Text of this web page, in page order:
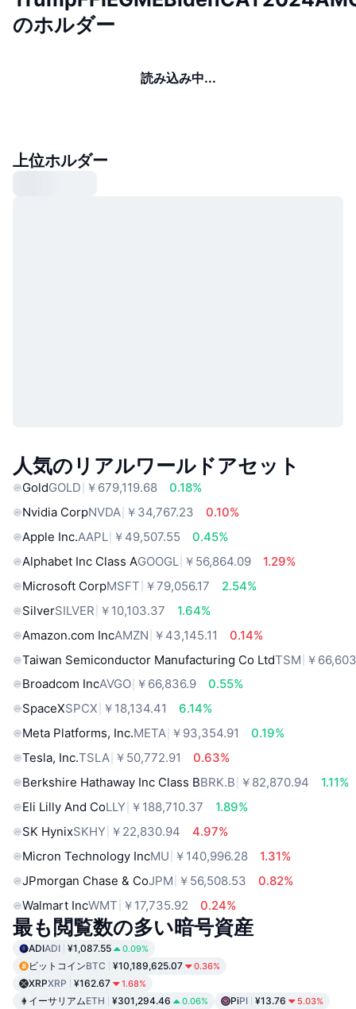
のホルダー
読み込み中...
上位ホルダー
人気のリアルワールドアセット
GoldGOLD ￥679,119.68
0.18%
Nvidia CorpNVDA ￥34,767.23
0.10%
Apple Inc.AAPL ￥49,507.55
0.45%
Alphabet Inc Class AGOOGL ￥56,864.09
1.29%
Microsoft CorpMSFT ￥79,056.17
2.54%
SilverSILVER ￥10,103.37
1.64%
Amazon.com IncAMZN ￥43,145.11
0.14%
Taiwan Semiconductor Manufacturing Co LtdTSM ￥
Broadcom IncAVGO ￥66,836.9
0.55%
SpaceXSPCX ￥18,134.41
6.14%
Meta Platforms, Inc.META ￥93,354.91
0.19%
Tesla, Inc.TSLA ￥50,772.91
0.63%
Berkshire Hathaway Inc Class BBRK.B ￥82,870.94
1.11%
Eli Lilly And CoLLY ￥188,710.37
1.89%
SK HynixSKHY ￥22,830.94
4.97%
Micron Technology IncMU ￥140,996.28
1.31%
JPmorgan Chase & CoJPM ￥56,508.53
0.82%
Walmart IncWMT ￥17,735.92 0.24%
最も閲覧数の多い暗号資産
ADIADI ¥1,087.55 0.09%
ビットコインBTC ¥10,189,625.07 0.36%
XRPXRP ¥162.67 1.68%
イーサリアムETH ¥301,294.46 0.06% PiPI ¥13.76 5.03%